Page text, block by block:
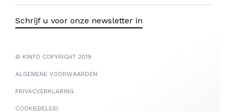
Schrijf u voor onze newsletter in
© KINTO COPYRIGHT 2019
ALGEMENE VOORWAARDEN
PRIVACVERKLARING
COOKIEBELEID